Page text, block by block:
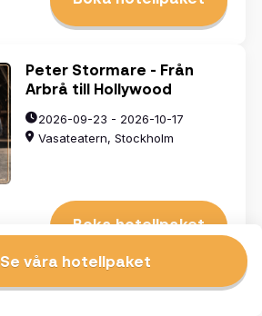
Se våra hotellpaket
Peter Stormare - Från
Arbrå till Hollywood
2026-09-23 - 2026-10-17
Vasateatern, Stockholm
Boka hotellpaket